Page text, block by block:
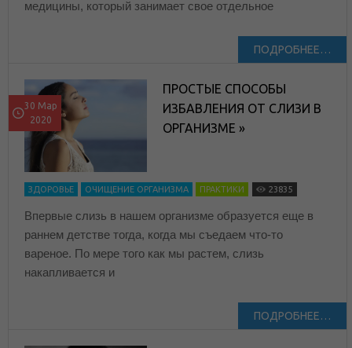
медицины, который занимает свое отдельное
ПОДРОБНЕЕ…
30 Мар
2020
ПРОСТЫЕ СПОСОБЫ
ИЗБАВЛЕНИЯ ОТ СЛИЗИ В
ОРГАНИЗМЕ »
ЗДОРОВЬЕ ОЧИЩЕНИЕ ОРГАНИЗМА ПРАКТИКИ 23835
Впервые слизь в нашем организме образуется еще в
раннем детстве тогда, когда мы съедаем что-то
вареное. По мере того как мы растем, слизь
накапливается и
ПОДРОБНЕЕ…